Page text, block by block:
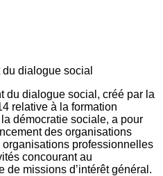
du dialogue social, créé par la
relative à la formation
démocratie sociale, a pour
des organisations
professionnelles
concourant au
de missions d’intérêt général.